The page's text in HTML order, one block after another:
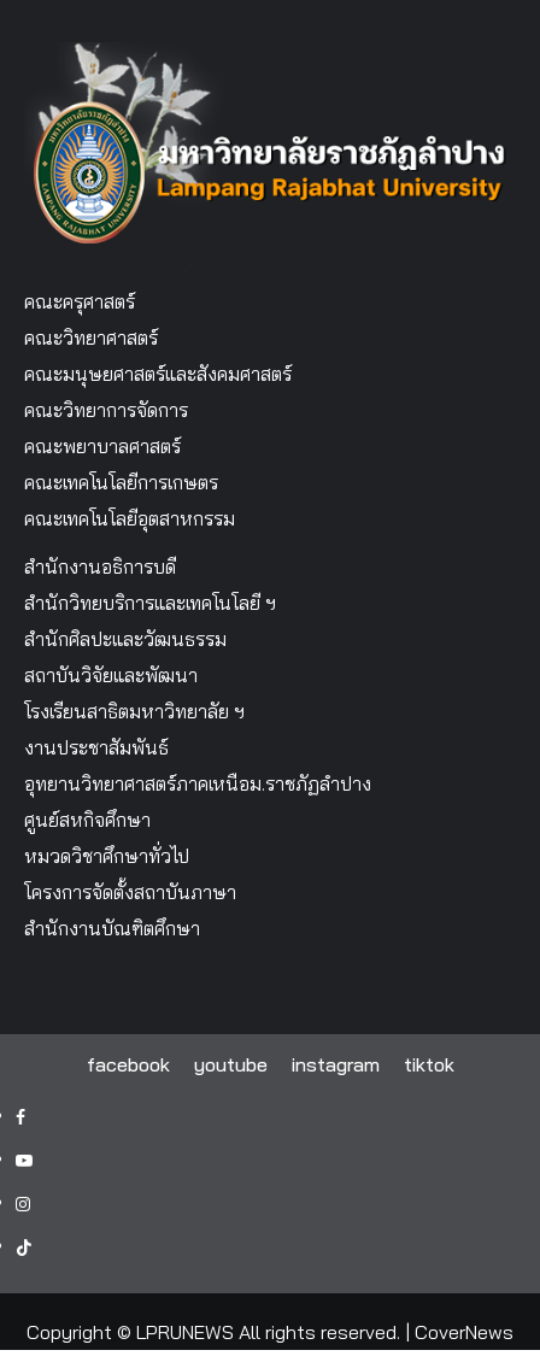
คณะครุศาสตร์
คณะวิทยาศาสตร์
คณะมนุษยศาสตร์และสังคมศาสตร์
คณะวิทยาการจัดการ
คณะพยาบาลศาสตร์
คณะเทคโนโลยีการเกษตร
คณะเทคโนโลยีอุตสาหกรรม
สำนักงานอธิการบดี
สำนักวิทยบริการและเทคโนโลยี ฯ
สำนักศิลปะและวัฒนธรรม
สถาบันวิจัยและพัฒนา
โรงเรียนสาธิตมหาวิทยาลัย ฯ
งานประชาสัมพันธ์
อุทยานวิทยาศาสตร์ภาคเหนือม.ราชภัฏลำปาง
ศูนย์สหกิจศึกษา
หมวดวิชาศึกษาทั่วไป
โครงการจัดตั้งสถาบันภาษา
สำนักงานบัณฑิตศึกษา
facebook youtube instagram tiktok
facebook
youtube
instagram
tiktok
Copyright © LPRUNEWS All rights reserved.
CoverNews